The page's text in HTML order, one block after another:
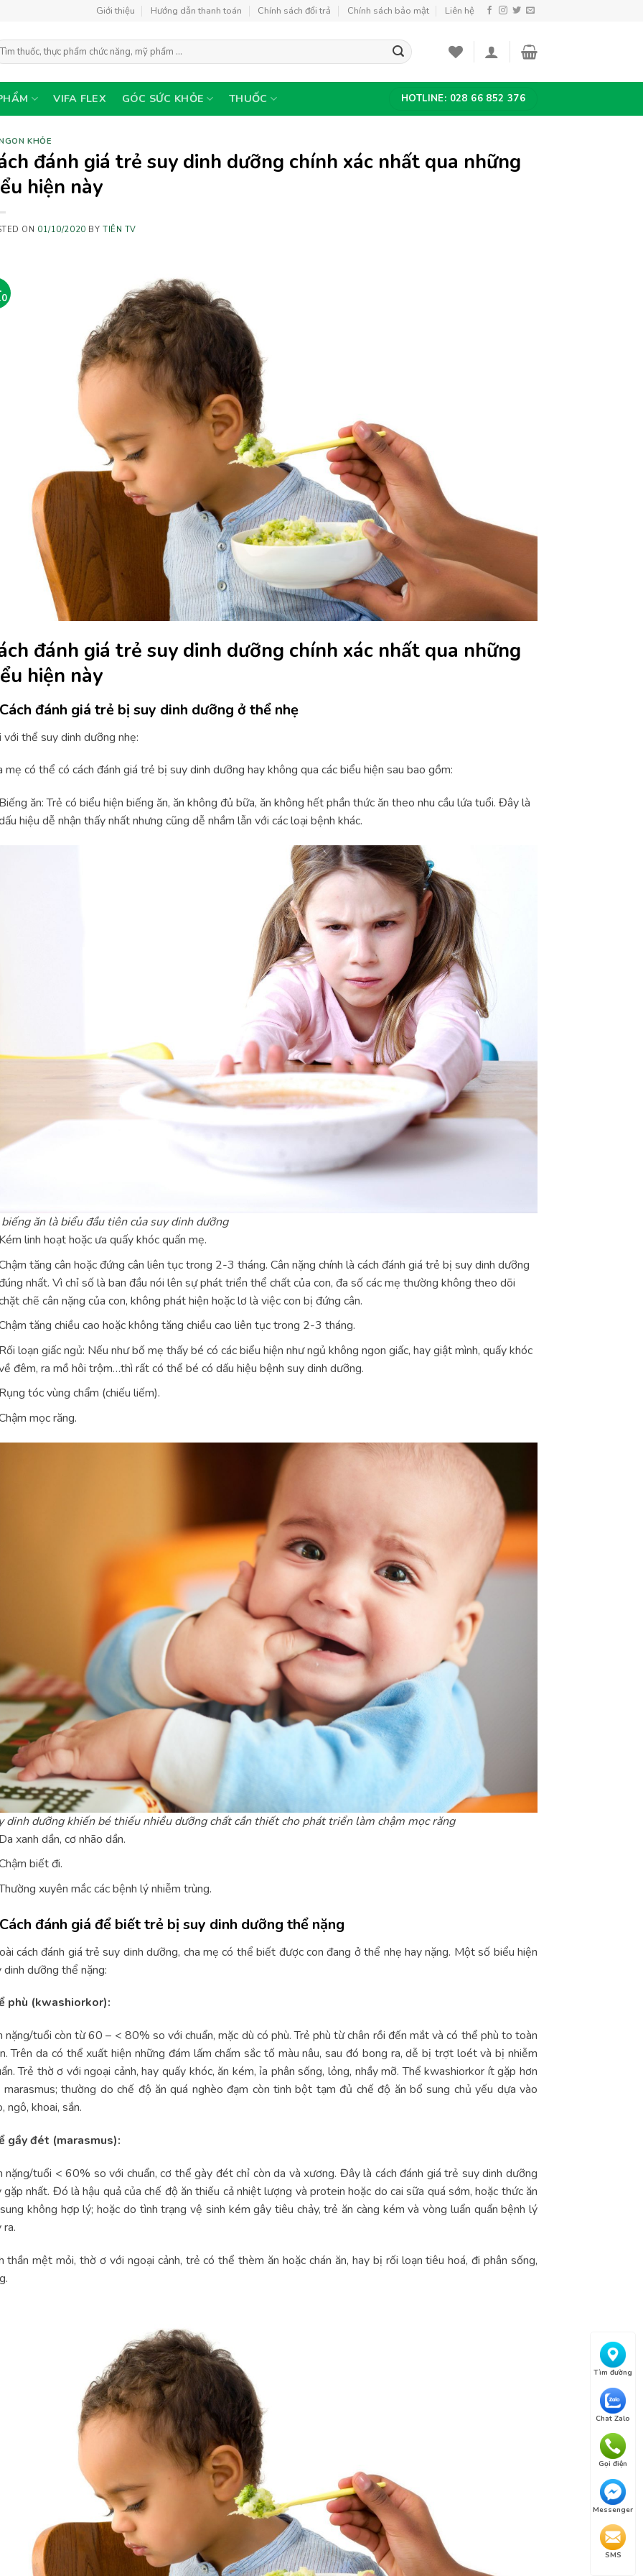
Tìm đường
Chat Zalo
Gọi điện
Messenger
SMS
Giới thiệu Hướng dẫn thanh toán Chính sách đổi trả Chính sách bảo mật Liên hệ
VIFA FLEX GÓC SỨC KHỎE THUỐC HOTLINE: 028 66 852 376
KHỎE
đánh giá trẻ suy dinh dưỡng chính xác nhất qua những
hiện này
ON 01/10/2020 BY TIÊN TV
đánh giá trẻ suy dinh dưỡng chính xác nhất qua những
hiện này
đánh giá trẻ bị suy dinh dưỡng ở thể nhẹ
thể suy dinh dưỡng nhẹ:
mẹ có thể có cách đánh giá trẻ bị suy dinh dưỡng hay không qua các biểu hiện sau bao gồm:
ăn: Trẻ có biểu hiện biếng ăn, ăn không đủ bữa, ăn không hết phần thức ăn theo nhu cầu lứa tuổi. Đây là
hiệu dễ nhận thấy nhất nhưng cũng dễ nhầm lẫn với các loại bệnh khác.
ăn là biểu đầu tiên của suy dinh dưỡng
linh hoạt hoặc ưa quấy khóc quấn mẹ.
tăng cân hoặc đứng cân liên tục trong 2-3 tháng. Cân nặng chính là cách đánh giá trẻ bị suy dinh dưỡng
nhất. Vì chỉ số là ban đầu nói lên sự phát triển thể chất của con, đa số các mẹ thường không theo dõi
chẽ cân nặng của con, không phát hiện hoặc lơ là việc con bị đứng cân.
tăng chiều cao hoặc không tăng chiều cao liên tục trong 2-3 tháng.
loạn giấc ngủ: Nếu như bố mẹ thấy bé có các biểu hiện như ngủ không ngon giấc, hay giật mình, quấy khóc
đêm, ra mồ hôi trộm…thì rất có thể bé có dấu hiệu bệnh suy dinh dưỡng.
tóc vùng chẩm (chiếu liếm).
mọc răng.
dinh dưỡng khiến bé thiếu nhiều dưỡng chất cần thiết cho phát triển làm chậm mọc răng
xanh dần, cơ nhão dần.
biết đi.
xuyên mắc các bệnh lý nhiễm trùng.
đánh giá để biết trẻ bị suy dinh dưỡng thể nặng
cách đánh giá trẻ suy dinh dưỡng, cha mẹ có thể biết được con đang ở thể nhẹ hay nặng. Một số biểu hiện
dinh dưỡng thể nặng:
phù (kwashiorkor):
nặng/tuổi còn từ 60 – < 80% so với chuẩn, mặc dù có phù. Trẻ phù từ chân rồi đến mắt và có thể phù to toàn
Trên da có thể xuất hiện những đám lấm chấm sắc tố màu nâu, sau đó bong ra, dễ bị trợt loét và bị nhiễm
Trẻ thờ ơ với ngoại cảnh, hay quấy khóc, ăn kém, ỉa phân sống, lỏng, nhầy mỡ. Thể kwashiorkor ít gặp hơn
marasmus; thường do chế độ ăn quá nghèo đạm còn tinh bột tạm đủ chế độ ăn bổ sung chủ yếu dựa vào
ngô, khoai, sắn.
gầy đét (marasmus):
nặng/tuổi < 60% so với chuẩn, cơ thể gày đét chỉ còn da và xương. Đây là cách đánh giá trẻ suy dinh dưỡng
gặp nhất. Đó là hậu quả của chế độ ăn thiếu cả nhiệt lượng và protein hoặc do cai sữa quá sớm, hoặc thức ăn
không hợp lý; hoặc do tình trạng vệ sinh kém gây tiêu chảy, trẻ ăn càng kém và vòng luẩn quẩn bệnh lý
ra.
thần mệt mỏi, thờ ơ với ngoại cảnh, trẻ có thể thèm ăn hoặc chán ăn, hay bị rối loạn tiêu hoá, đi phân sống,